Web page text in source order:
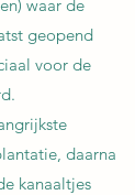
waar de
geopend
voor de
daarna
kanaaltjes